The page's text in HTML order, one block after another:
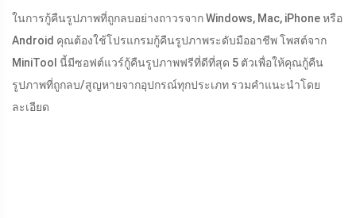
ในการกู้คืนรูปภาพที่ถูกลบอย่างถาวรจาก Windows, Mac, iPhone หรือ
Android คุณต้องใช้โปรแกรมกู้คืนรูปภาพระดับมืออาชีพ โพสต์จาก
MiniTool นี้มีซอฟต์แวร์กู้คืนรูปภาพฟรีที่ดีที่สุด 5 ตัวเพื่อให้คุณกู้คืน
รูปภาพที่ถูกลบ/สูญหายจากอุปกรณ์ทุกประเภท รวมคำแนะนำโดย
ละเอียด